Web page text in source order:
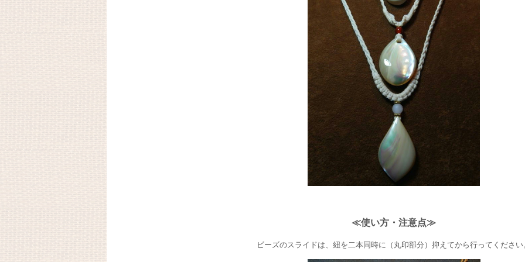
≪使い方・注意点≫
ビーズのスライドは、紐を二本同時に（丸印部分）抑えてから行ってください